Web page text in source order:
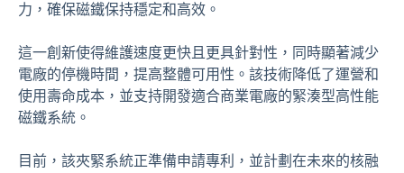
力，確保磁鐵保持穩定和高效。
這一創新使得維護速度更快且更具針對性，同時顯著減少
電廠的停機時間，提高整體可用性。該技術降低了運營和
使用壽命成本，並支持開發適合商業電廠的緊湊型高性能
磁鐵系統。
目前，該夾緊系統正準備申請專利，並計劃在未來的核融